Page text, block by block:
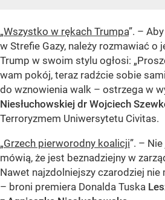
„Wszystko w rękach Trumpa”. –
w Strefie Gazy, należy rozmawiać o
Trump w swoim stylu ogłosi:
wam pokój, teraz radźcie sobie
do wznowienia walk – ostrzega w
Niesłuchowskiej dr Wojciech
Terroryzmem Uniwersytetu Civitas.
„Grzech pierworodny koalicji”. –
mówią, że jest beznadziejny w
Nawet najzdolniejszy czarodziej nie
– broni premiera Donalda Tuska